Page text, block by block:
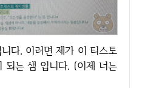
되는 샘 입니다. (이제 너는